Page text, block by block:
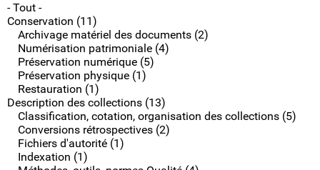
- Tout -
Conservation (11)
Archivage matériel des documents (2)
Numérisation patrimoniale (4)
Préservation numérique (5)
Préservation physique (1)
Restauration (1)
Description des collections (13)
Classification, cotation, organisation des collections (5)
Conversions rétrospectives (2)
Fichiers d'autorité (1)
Indexation (1)